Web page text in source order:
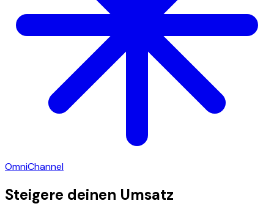
OmniChannel
Steigere deinen Umsatz